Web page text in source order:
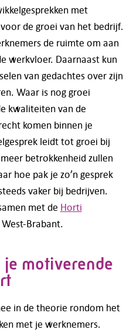
met
de groei van het bedrijf.
de ruimte om aan
werkvloer. Daarnaast kun
van gedachtes over zijn
Waar is nog groei
kwaliteiten van de
komen binnen je
leidt tot groei bij
betrokkenheid zullen
hoe pak je zo’n gesprek
vaker bij bedrijven.
met de Horti
Brabant.
je motiverende
in de theorie rondom het
met je werknemers.